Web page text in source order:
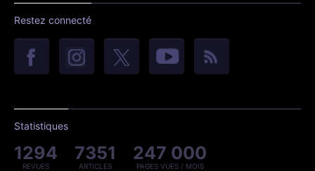
Restez connecté
Statistiques
1294
REVUES
7351
ARTICLES
247 000
PAGES VUES / MOIS